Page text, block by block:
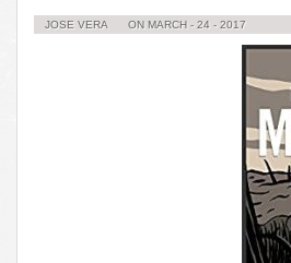
JOSE VERA ON MARCH - 24 - 2017